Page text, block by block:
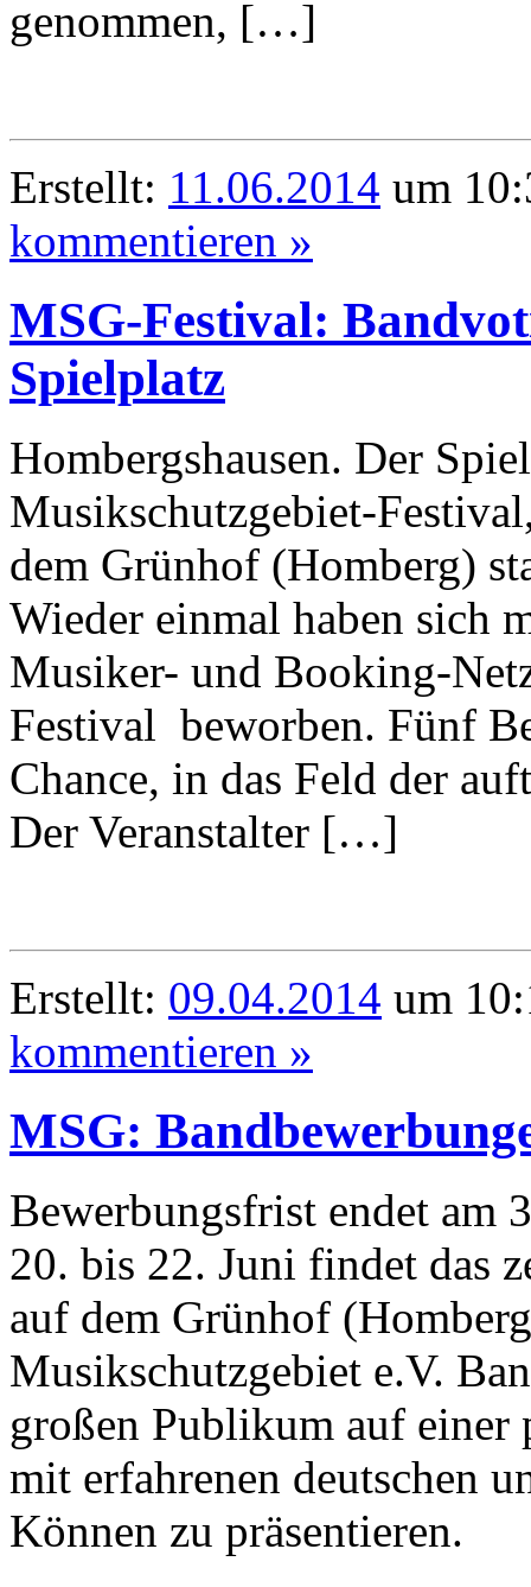
genommen, […]
Erstellt: 11.06.2014 um
kommentieren »
MSG-Festival:
Spielplatz
Hombergshausen. Der
Musikschutzgebiet-
dem Grünhof (Homberg)
Wieder einmal haben sich
Musiker- und Booking-
Festival beworben. Fünf
Chance, in das Feld der
Der Veranstalter […]
Erstellt: 09.04.2014 um
kommentieren »
MSG:
Bewerbungsfrist endet am
20. bis 22. Juni findet das
auf dem Grünhof
Musikschutzgebiet e.V.
großen Publikum auf einer
mit erfahrenen deutschen
Können zu präsentieren.